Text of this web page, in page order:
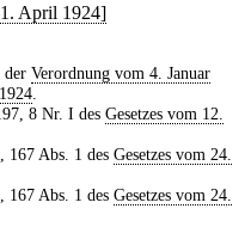
April 1924]
der Verordnung vom 4. Januar
8 Nr. I des Gesetzes vom 12.
Abs. 1 des Gesetzes vom 24.
Abs. 1 des Gesetzes vom 24.